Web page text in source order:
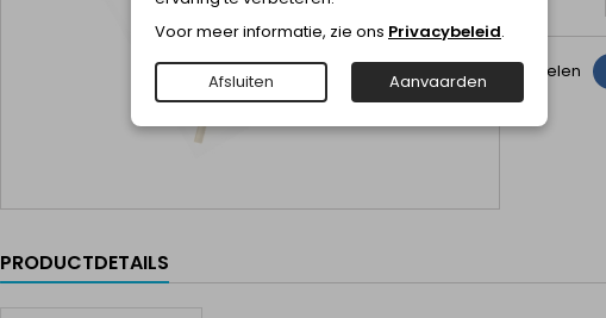
Delen
PRODUCTDETAILS
Voor meer informatie, zie ons Privacybeleid.
Afsluiten Aanvaarden